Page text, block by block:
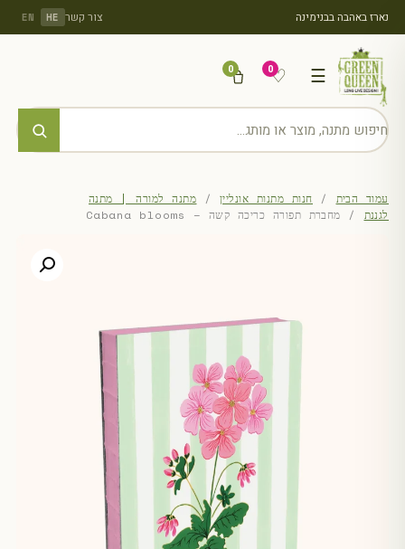
נארז באהבה בבנימינה צור קשר HE
EN
☰
♡
0
0
עמוד הבית / חנות מתנות אונליין / מתנה למורה | מתנה
לגננת / מחברת תפורה כריכה קשה – Cabana blooms